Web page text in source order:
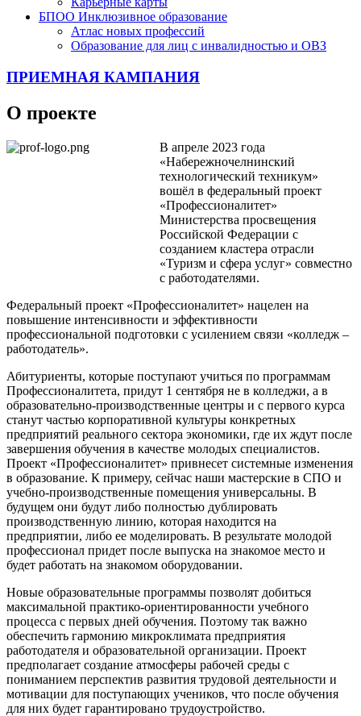
БПОО Инклюзивное образование
Атлас новых профессий
Образование для лиц с инвалидностью и ОВЗ
ПРИЕМНАЯ КАМПАНИЯ
О проекте
В апреле 2023 года
«Набережночелнинский
технологический техникум»
вошёл в федеральный проект
«Профессионалитет»
Министерства просвещения
Российской Федерации с
созданием кластера отрасли
«Туризм и сфера услуг» совместно
с работодателями.
Федеральный проект «Профессионалитет» нацелен на
повышение интенсивности и эффективности
профессиональной подготовки с усилением связи «колледж –
работодатель».
Абитуриенты, которые поступают учиться по программам
Профессионалитета, придут 1 сентября не в колледжи, а в
образовательно-производственные центры и с первого курса
станут частью корпоративной культуры конкретных
предприятий реального сектора экономики, где их ждут после
завершения обучения в качестве молодых специалистов.
Проект «Профессионалитет» привнесет системные изменения
в образование. К примеру, сейчас наши мастерские в СПО и
учебно-производственные помещения универсальны. В
будущем они будут либо полностью дублировать
производственную линию, которая находится на
предприятии, либо ее моделировать. В результате молодой
профессионал придет после выпуска на знакомое место и
будет работать на знакомом оборудовании.
Новые образовательные программы позволят добиться
максимальной практико-ориентированности учебного
процесса с первых дней обучения. Поэтому так важно
обеспечить гармонию микроклимата предприятия
работодателя и образовательной организации. Проект
предполагает создание атмосферы рабочей среды с
пониманием перспектив развития трудовой деятельности и
мотивации для поступающих учеников, что после обучения
для них будет гарантировано трудоустройство.